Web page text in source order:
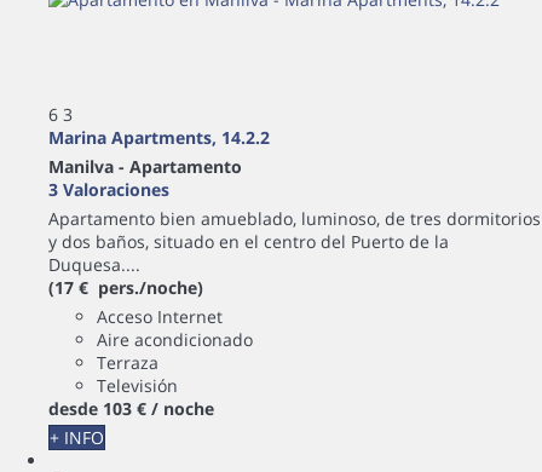
6 3
Marina Apartments, 14.2.2
Manilva - Apartamento
3 Valoraciones
Apartamento bien amueblado, luminoso, de tres dormitorios
y dos baños, situado en el centro del Puerto de la
Duquesa....
(17 € pers./noche)
Acceso Internet
Aire acondicionado
Terraza
Televisión
desde 103 € / noche
+ INFO